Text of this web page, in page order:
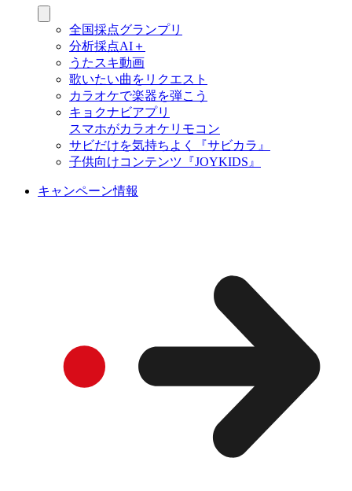
全国採点グランプリ
分析採点AI＋
うたスキ動画
歌いたい曲をリクエスト
カラオケで楽器を弾こう
キョクナビアプリ
スマホがカラオケリモコン
サビだけを気持ちよく『サビカラ』
子供向けコンテンツ『JOYKIDS』
キャンペーン情報